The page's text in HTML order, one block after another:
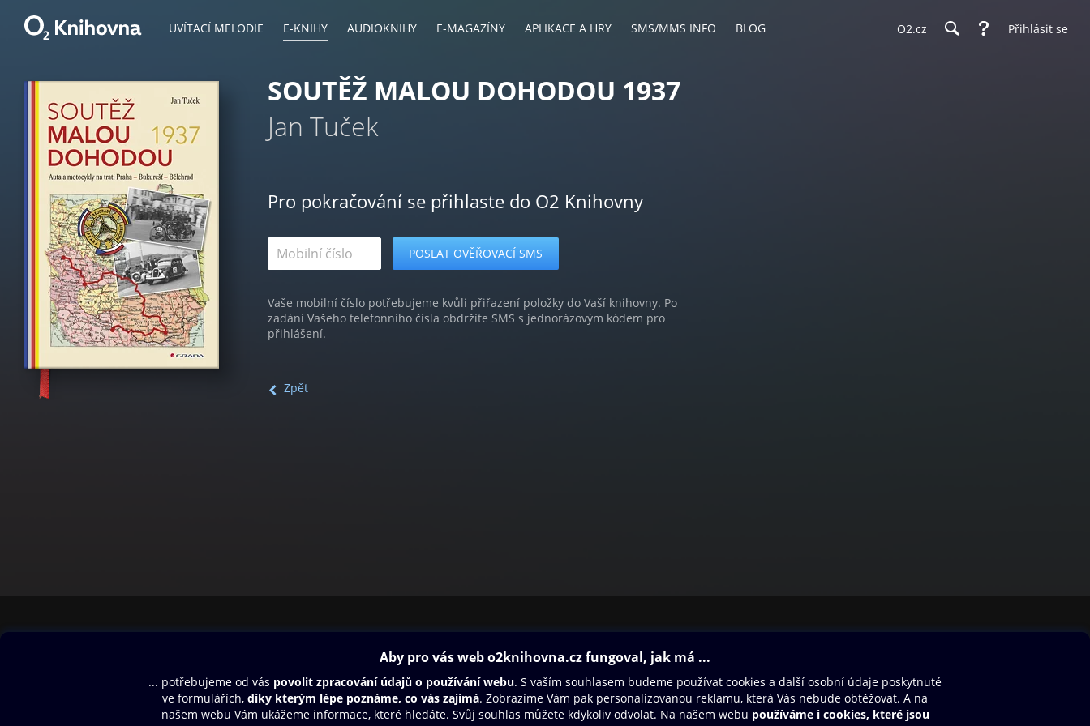
UVÍTACÍ MELODIE E-KNIHY AUDIOKNIHY E-MAGAZÍNY APLIKACE A HRY SMS/MMS INFO BLOG O2.cz Přihlásit se
SOUTĚŽ MALOU DOHODOU 1937
Jan Tuček
Pro pokračování se přihlaste do O2 Knihovny
Vaše mobilní číslo potřebujeme kvůli přiřazení položky do Vaší knihovny. Po
zadání Vašeho telefonního čísla obdržíte SMS s jednorázovým kódem pro
přihlášení.
Zpět
Aplikace a hry
SMS/MMS Info
Blog
Dárkový poukaz
Nápověda
Oneplay Originály
Sport